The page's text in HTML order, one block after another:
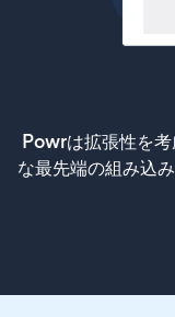
Powrは拡張性を
な最先端の組み込